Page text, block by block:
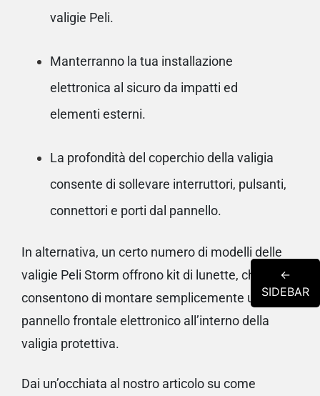
valigie Peli.
Manterranno la tua installazione
elettronica al sicuro da impatti ed
elementi esterni.
La profondità del coperchio della valigia
consente di sollevare interruttori, pulsanti,
connettori e porti dal pannello.
In alternativa, un certo numero di modelli delle
valigie Peli Storm offrono kit di lunette, che
consentono di montare semplicemente un
pannello frontale elettronico all’interno della
valigia protettiva.
Dai un’occhiata al nostro articolo su come
←
SIDEBAR